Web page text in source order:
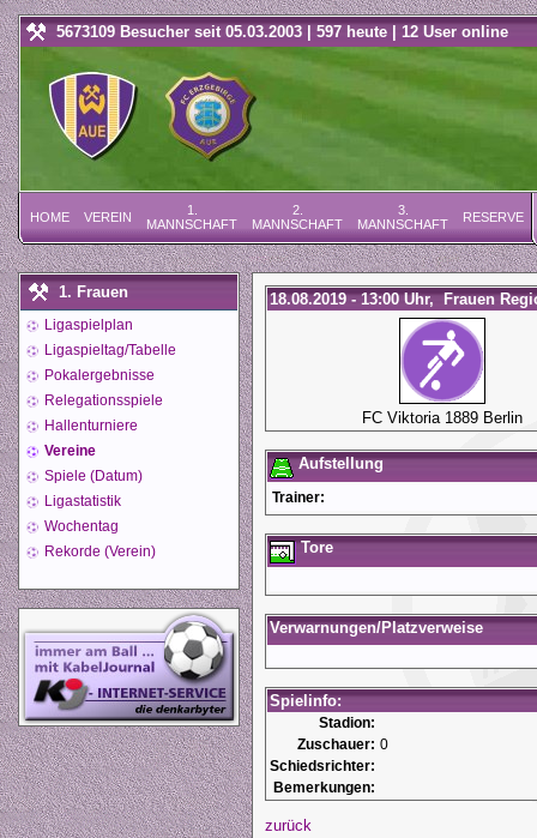
5673109 Besucher seit 05.03.2003 | 597 heute | 12 User online
HOME VEREIN
1.
MANNSCHAFT
2.
MANNSCHAFT
3.
MANNSCHAFT
RESERVE
1. Frauen
Ligaspielplan
Ligaspieltag/Tabelle
Pokalergebnisse
Relegationsspiele
Hallenturniere
Vereine
Spiele (Datum)
Ligastatistik
Wochentag
Rekorde (Verein)
18.08.2019 - 13:00 Uhr, Frauen
FC Viktoria 1889 Berlin
Aufstellung
Trainer:
Tore
Verwarnungen/Platzverweise
Spielinfo:
Stadion:
Zuschauer: 0
Schiedsrichter:
Bemerkungen:
zurück